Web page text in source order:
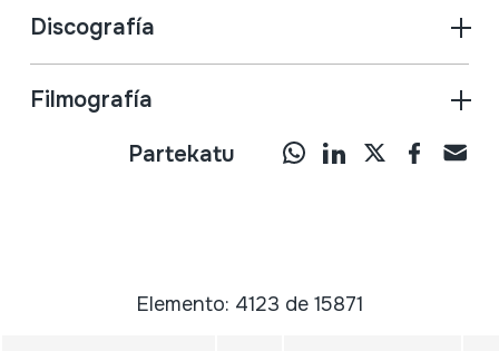
Discografía
Filmografía
Partekatu
Elemento: 4123 de 15871